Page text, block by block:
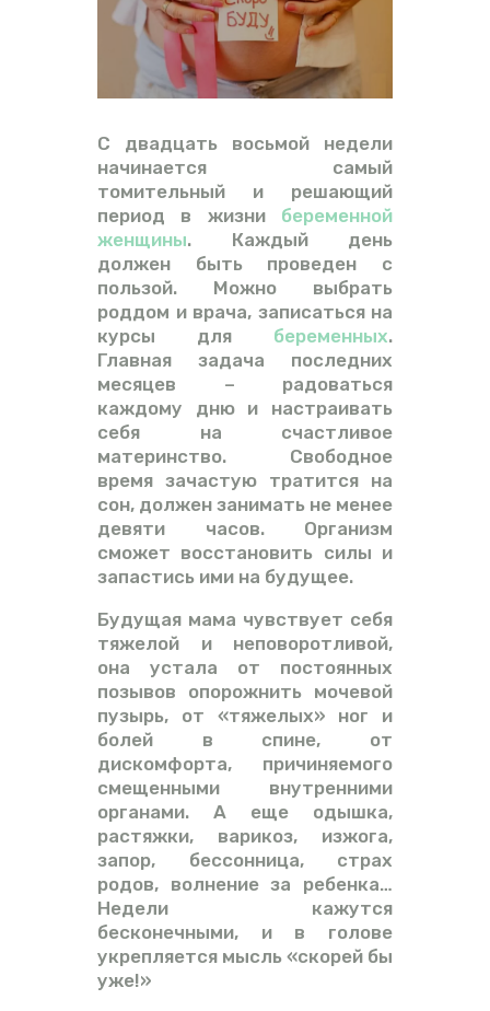
ВИДЕО
ФОРУМ
С двадцать восьмой недели
начинается самый
томительный и решающий
период в жизни беременной
женщины. Каждый день
должен быть проведен с
пользой. Можно выбрать
роддом и врача, записаться на
курсы для беременных.
Главная задача последних
месяцев – радоваться
каждому дню и настраивать
себя на счастливое
материнство. Свободное
время зачастую тратится на
сон, должен занимать не менее
девяти часов. Организм
сможет восстановить силы и
запастись ими на будущее.
Будущая мама чувствует себя
тяжелой и неповоротливой,
она устала от постоянных
позывов опорожнить мочевой
пузырь, от «тяжелых» ног и
болей в спине, от
дискомфорта, причиняемого
смещенными внутренними
органами. А еще одышка,
растяжки, варикоз, изжога,
запор, бессонница, страх
родов, волнение за ребенка…
Недели кажутся
бесконечными, и в голове
укрепляется мысль «скорей бы
уже!»